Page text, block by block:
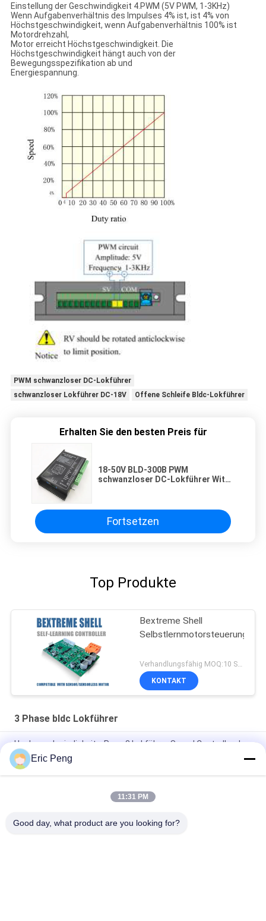
Einstellung der Geschwindigkeit 4.PWM (5V PWM, 1-3KHz)
Wenn Aufgabenverhältnis des Impulses 4% ist, ist 4% von
Höchstgeschwindigkeit, wenn Aufgabenverhältnis 100% ist
Motordrehzahl,
Motor erreicht Höchstgeschwindigkeit. Die
Höchstgeschwindigkeit hängt auch von der
Bewegungsspezifikation ab und
Energiespannung.
PWM schwanzloser DC-Lokführer
schwanzloser Lokführer DC-18V
Offene Schleife Bldc-Lokführer
Erhalten Sie den besten Preis für
18-50V BLD-300B PWM
schwanzloser DC-Lokführer With
Fortsetzen
Top Produkte
Bextreme Shell
Selbstlernmotorsteuerung
Verhandlungsfähig MOQ:10 Stück
KONTAKT
3 Phase bldc Lokführer
Hochgeschwindigkeits-Pwm 3 Lokführer Speed Controller der
Phasen-BLDC
100 zu 100000RPM 24V DC 3 Lokführer der Phasen-BLDC
2 Quadrant hohes gegenwärtiges 12V 3 Lokführer-With Speed
Eric Peng
11:31 PM
Good day, what product are you looking for?